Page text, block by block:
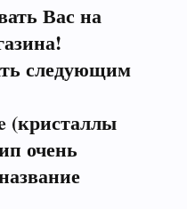
Вас на
следующим
(кристаллы
очень